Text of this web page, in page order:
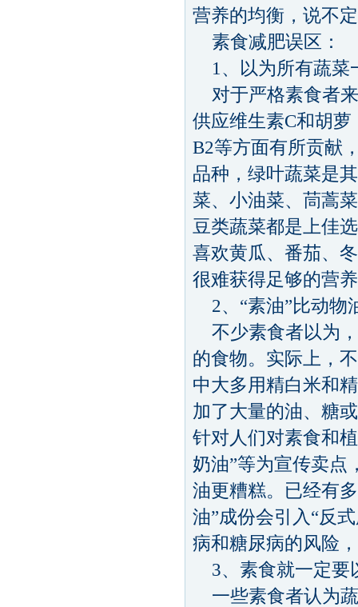
营养的均衡，说不
素食减肥误区：
1、以为所有蔬菜
对于严格素食者
供应维生素C和胡
B2等方面有所贡献
品种，绿叶蔬菜是
菜、小油菜、茼蒿
豆类蔬菜都是上佳
喜欢黄瓜、番茄、
很难获得足够的营
2、“素油”比动物
不少素食者以为
的食物。实际上，
中大多用精白米和
加了大量的油、糖
针对人们对素食和
奶油”等为宣传卖点
油更糟糕。已经有
油”成份会引入“反
病和糖尿病的风险
3、素食就一定要
一些素食者认为